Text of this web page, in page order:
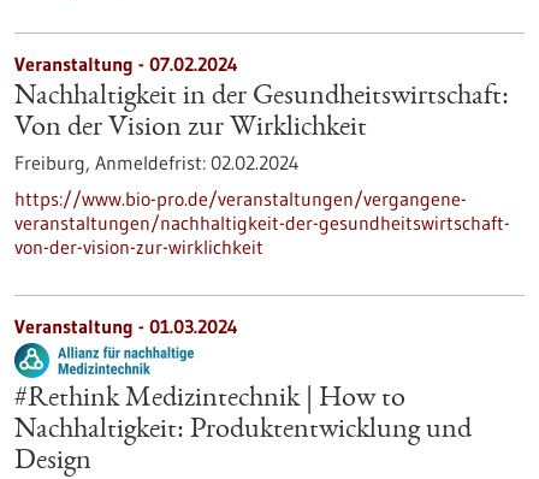
Veranstaltung - 07.02.2024
Nachhaltigkeit in der Gesundheitswirtschaft:
Von der Vision zur Wirklichkeit
Freiburg, Anmeldefrist: 02.02.2024
https://www.bio-pro.de/veranstaltungen/vergangene-
veranstaltungen/nachhaltigkeit-der-gesundheitswirtschaft-
von-der-vision-zur-wirklichkeit
Veranstaltung - 01.03.2024
#Rethink Medizintechnik | How to
Nachhaltigkeit: Produktentwicklung und
Design